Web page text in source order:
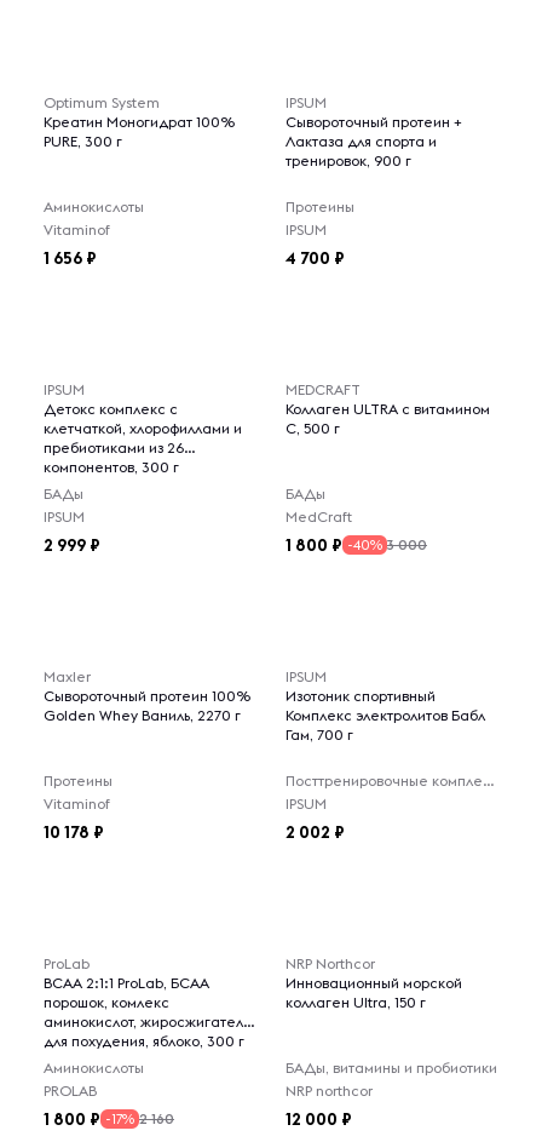
Optimum System
Креатин Моногидрат 100%
PURE, 300 г
Аминокислоты
Vitaminof
1 656
IPSUM
Сывороточный протеин +
Лактаза для спорта и
тренировок, 900 г
Протеины
IPSUM
4 700
IPSUM
Детокс комплекс с
клетчаткой, хлорофиллами и
пребиотиками из 26
компонентов, 300 г
БАДы
IPSUM
2 999
MEDCRAFT
Коллаген ULTRA с витамином
C, 500 г
БАДы
MedCraft
1 800 -40% 3 000
Maxler
Сывороточный протеин 100%
Golden Whey Ваниль, 2270 г
Протеины
Vitaminof
10 178
IPSUM
Изотоник спортивный
Комплекс электролитов Бабл
Гам, 700 г
Посттренировочные комплексы
IPSUM
2 002
ProLab
BCAA 2:1:1 ProLab, БСАА
порошок, комлекс
аминокислот, жиросжигатель
для похудения, яблоко, 300 г
Аминокислоты
PROLAB
1 800 -17% 2 160
NRP Northcor
Инновационный морской
коллаген Ultra, 150 г
БАДы, витамины и пробиотики
NRP northcor
12 000